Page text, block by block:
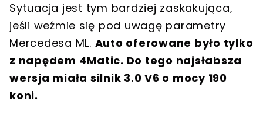
Sytuacja jest tym bardziej zaskakująca,
jeśli weźmie się pod uwagę parametry
Mercedesa ML. Auto oferowane było tylko
z napędem 4Matic. Do tego najsłabsza
wersja miała silnik 3.0 V6 o mocy 190
koni.